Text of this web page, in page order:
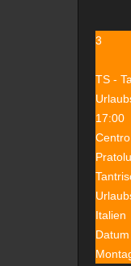
3
TS -
17:00
Italien
Datum